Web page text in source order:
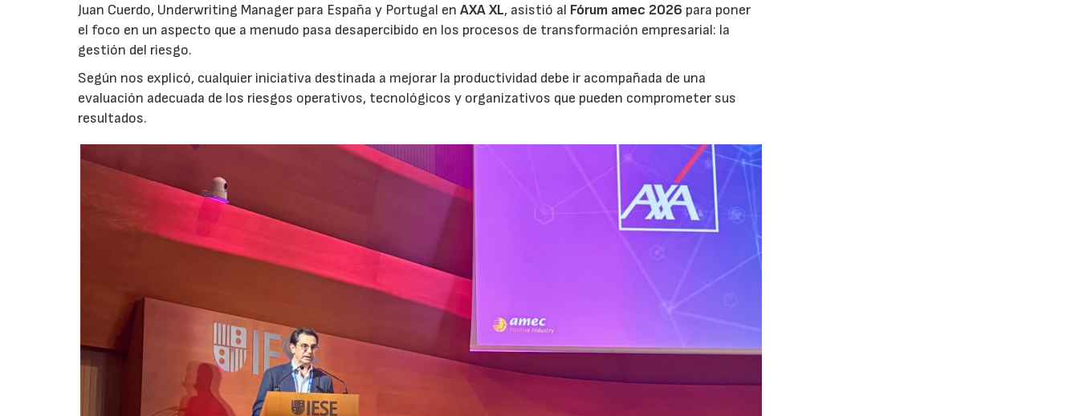
Juan Cuerdo, Underwriting Manager para España y Portugal enAXA XL, asistió al Fórum amec 2026 para poner
el foco en un aspecto que a menudo pasa desapercibido en los procesos de transformación empresarial: la
gestión del riesgo.
Según nos explicó, cualquier iniciativa destinada a mejorar la productividad debe ir acompañada de una
evaluación adecuada de los riesgos operativos, tecnológicos y organizativos que pueden comprometer sus
resultados.